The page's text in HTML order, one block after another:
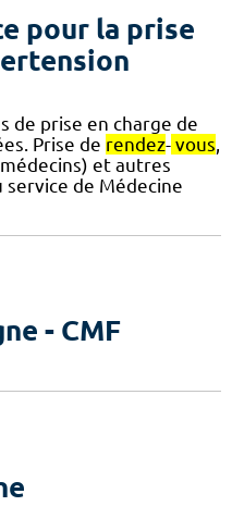
pour la prise
de prise en charge de
Prise de rendez- vous,
et autres
de Médecine
- CMF